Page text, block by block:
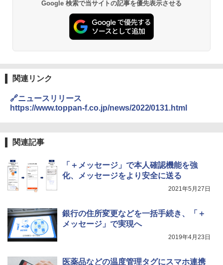
Google 検索で当サイトの記事を優先表示させる
関連リンク
🔗ニュースリリース
https://www.toppan-f.co.jp/news/2022/0131.html
関連記事
「＋メッセージ」で本人確認機能を強
化、メッセージをより安全に送る
2021年5月27日
銀行の住所変更などを一括手続き、「＋
メッセージ」で実現へ
2019年4月23日
医薬品などの温度管理タグにスマホ連携